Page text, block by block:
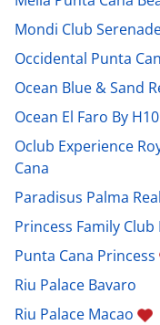
Mondi Club
Occidental Punta
Ocean Blue & Sand
Ocean El Faro By H10
Oclub Experience
Cana
Paradisus Palma
Princess Family Club
Punta Cana Princess
Riu Palace Bavaro
Riu Palace Macao